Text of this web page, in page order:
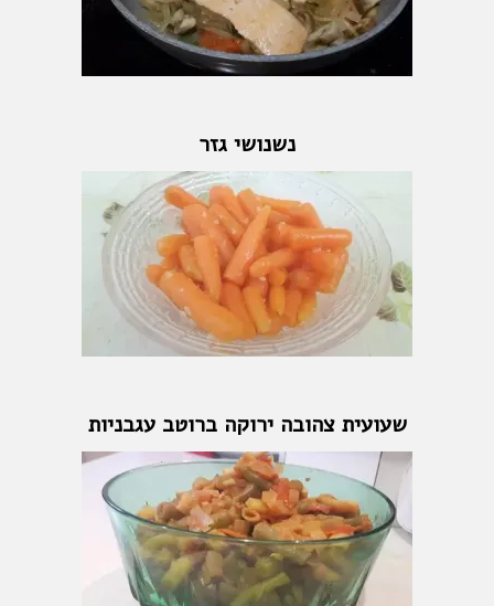
נשנושי גזר
שעועית צהובה ירוקה ברוטב עגבניות